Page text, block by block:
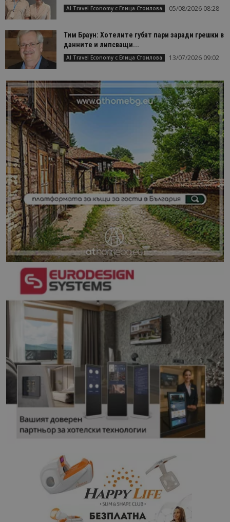
AI Travel Economy с Елица Стоилова 05/08/2026 08:28
Тим Браун: Хотелите губят пари заради грешки в
данните и липсващи...
AI Travel Economy с Елица Стоилова 13/07/2026 09:02